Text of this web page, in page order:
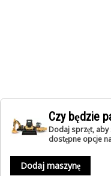
Czy będzie
Dodaj sprzęt, aby
dostępne opcje
Dodaj maszynę